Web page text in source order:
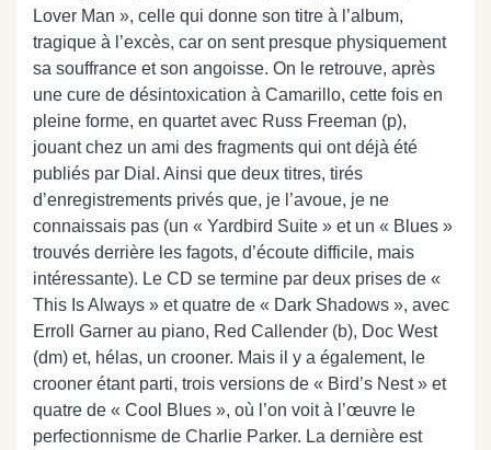
Lover Man », celle qui donne son titre à l’album,
tragique à l’excès, car on sent presque physiquement
sa souffrance et son angoisse. On le retrouve, après
une cure de désintoxication à Camarillo, cette fois en
pleine forme, en quartet avec Russ Freeman (p),
jouant chez un ami des fragments qui ont déjà été
publiés par Dial. Ainsi que deux titres, tirés
d’enregistrements privés que, je l’avoue, je ne
connaissais pas (un « Yardbird Suite » et un « Blues »
trouvés derrière les fagots, d’écoute difficile, mais
intéressante). Le CD se termine par deux prises de «
This Is Always » et quatre de « Dark Shadows », avec
Erroll Garner au piano, Red Callender (b), Doc West
(dm) et, hélas, un crooner. Mais il y a également, le
crooner étant parti, trois versions de « Bird’s Nest » et
quatre de « Cool Blues », où l’on voit à l’œuvre le
perfectionnisme de Charlie Parker. La dernière est